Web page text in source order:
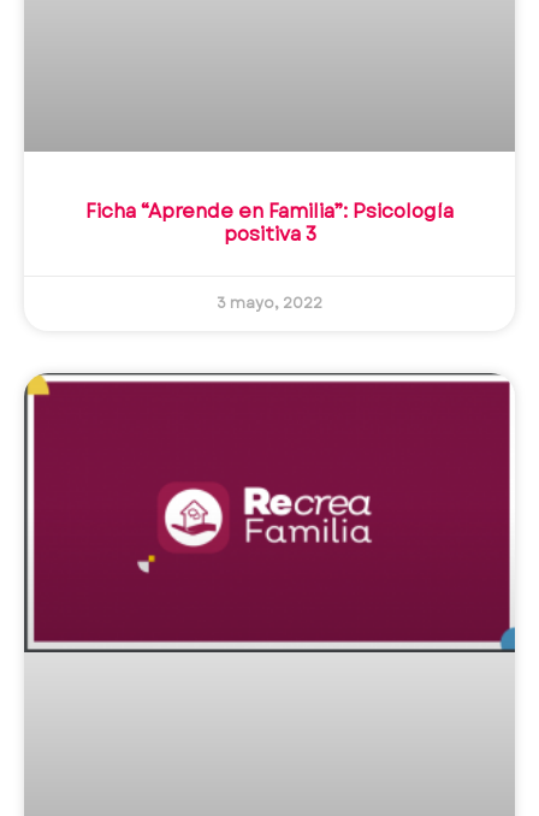
Ficha “Aprende en Familia”: Psicología
positiva 3
3 mayo, 2022